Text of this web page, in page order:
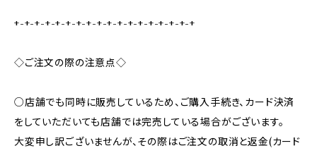
+-+-+-+-+-+-+-+-+-+-+-+-+-+-+-+-+-+
◇ご注文の際の注意点◇
○店舗でも同時に販売しているため、ご購入手続き、カード決済
をしていただいても店舗では完売している場合がございます。
大変申し訳ございませんが、その際はご注文の取消と返金(カード